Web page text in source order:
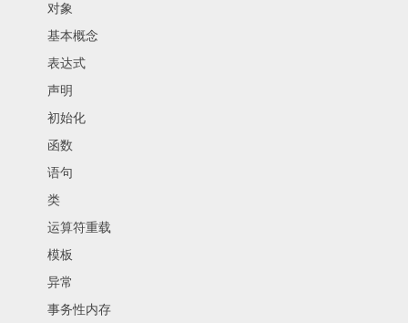
对象
基本概念
表达式
声明
初始化
函数
语句
类
运算符重载
模板
异常
事务性内存